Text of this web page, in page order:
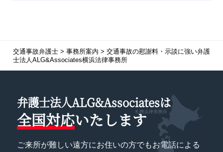
交通事故弁護士> 事務所案内 > 交通事故の慰謝料・示談に強い弁護
士法人ALG&Associates横浜法律事務所
弁護士法人ALG&Associatesは
全国対応いたします
ご来所が難しい遠方にお住いの方でもお電話による